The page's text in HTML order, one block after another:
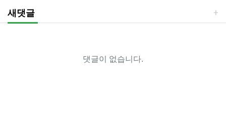
새댓글
댓글이 없습니다.